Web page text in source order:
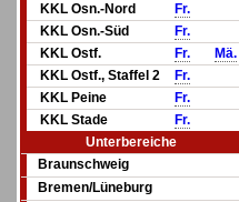
KKL Osn.-Nord
Fr.
KKL Osn.-Süd
Fr.
KKL Ostf.
Fr.
Mä.
KKL Ostf., Staffel 2
Fr.
KKL Peine
Fr.
KKL Stade
Fr.
Unterbereiche
Braunschweig
Bremen/Lüneburg